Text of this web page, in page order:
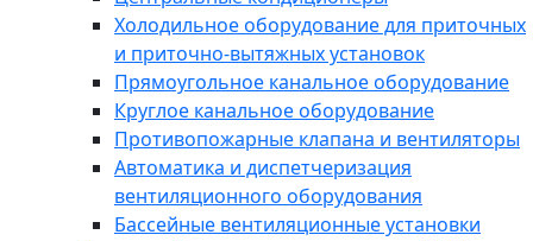
Холодильное оборудование для приточных
и приточно-вытяжных установок
Прямоугольное канальное оборудование
Круглое канальное оборудование
Противопожарные клапана и вентиляторы
Автоматика и диспетчеризация
вентиляционного оборудования
Бассейные вентиляционные установки